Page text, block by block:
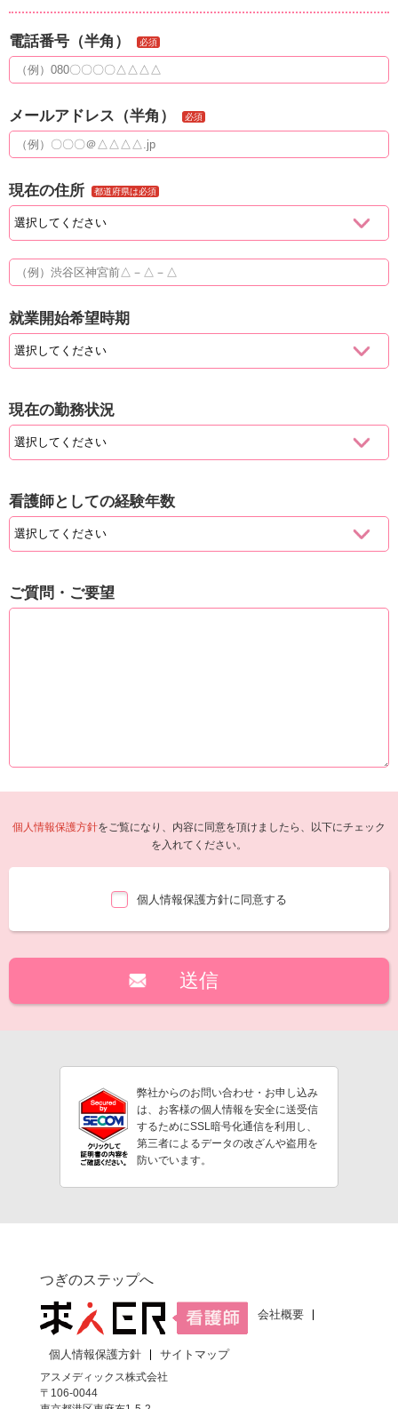
電話番号（半角） 必須
メールアドレス（半角） 必須
現在の住所 都道府県は必須
就業開始希望時期
現在の勤務状況
看護師としての経験年数
ご質問・ご要望
個人情報保護方針をご覧になり、内容に同意を頂けましたら、以下にチェック
を入れてください。
個人情報保護方針に同意する
弊社からのお問い合わせ・お申し込み
は、お客様の個人情報を安全に送受信
するためにSSL暗号化通信を利用し、
第三者によるデータの改ざんや盗用を
防いでいます。
つぎのステップへ
会社概要
個人情報保護方針
サイトマップ
アスメディックス株式会社
〒106-0044